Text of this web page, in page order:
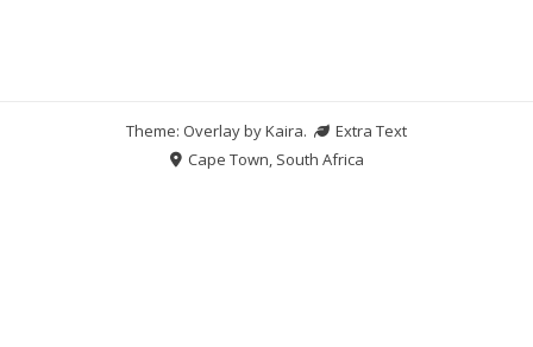
Theme: Overlay byKaira.
Extra Text
Cape Town, South Africa